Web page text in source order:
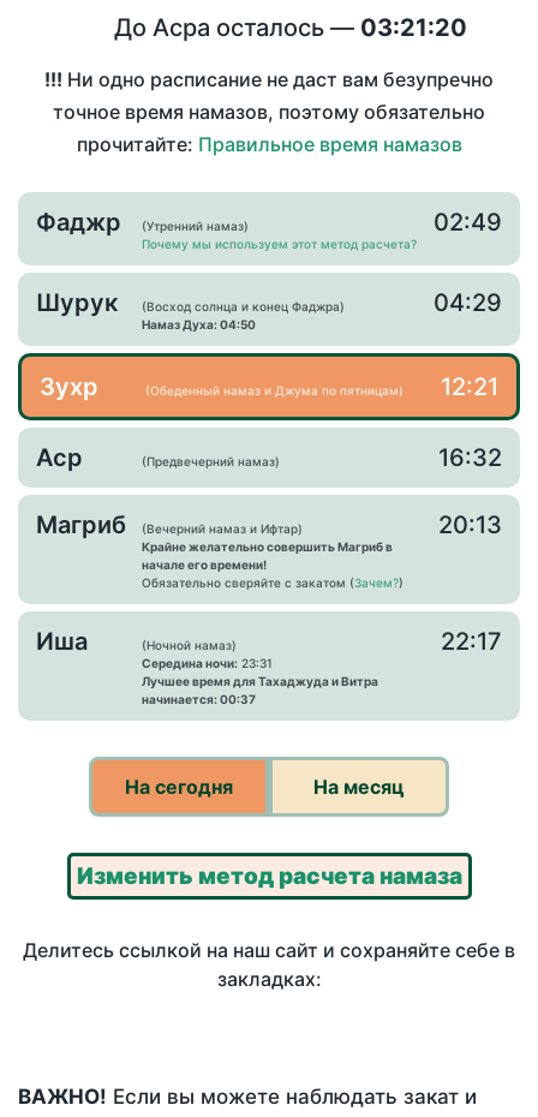
До Асра осталось — 03:21:19
!!! Ни одно расписание не даст вам безупречно
точное время намазов, поэтому обязательно
прочитайте: Правильное время намазов
Фаджр
(Утренний намаз)
Почему мы используем этот метод расчета?
02:49
Шурук
(Восход солнца и конец Фаджра)
Намаз Духа: 04:50
04:29
Зухр (Обеденный намаз и Джума по пятницам) 12:21
Аср (Предвечерний намаз) 16:32
Магриб
(Вечерний намаз и Ифтар)
Крайне желательно совершить Магриб в
начале его времени!
Обязательно сверяйте с закатом (Зачем?)
20:13
Иша
(Ночной намаз)
Середина ночи: 23:31
Лучшее время для Тахаджуда и Витра
начинается: 00:37
22:17
На сегодня На месяц
Изменить метод расчета намаза
Делитесь ссылкой на наш сайт и сохраняйте себе в
закладках:
ВАЖНО! Если вы можете наблюдать закат и